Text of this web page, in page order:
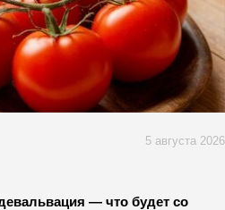
5 августа 2026
— что будет со